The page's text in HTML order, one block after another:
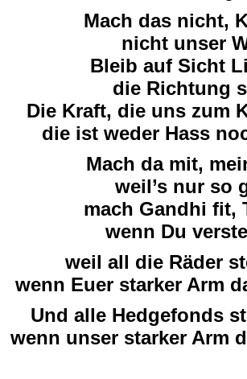
Mach das nicht,
nicht unser
Bleib auf Sicht
die Richtung
Die Kraft, die uns zum
die ist weder Hass
Mach da mit,
weil’s nur so
mach Gandhi fit,
wenn Du
weil all die Räder
wenn Euer starker Arm
Und alle Hedgefonds
wenn unser starker Arm